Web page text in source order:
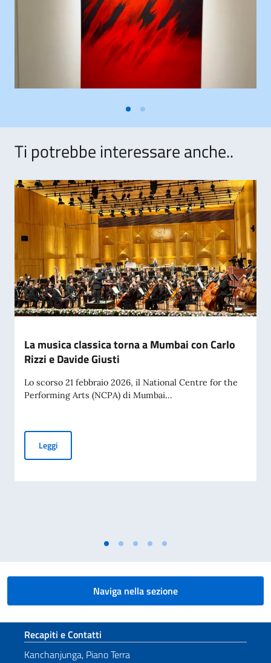
Ti potrebbe interessare anche..
La musica classica torna a Mumbai con Carlo
Rizzi e Davide Giusti
Lo scorso 21 febbraio 2026, il National Centre for the
Performing Arts (NCPA) di Mumbai...
LeggiLa musica classica torna a Mumbai con Carlo Rizzi e
Naviga nella sezione
Sezione footer
Recapiti e Contatti
Kanchanjunga, Piano Terra